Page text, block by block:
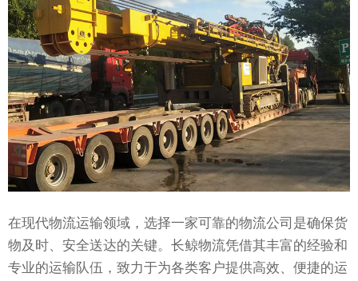
在现代物流运输领域，选择一家可靠的物流公司是确保货
物及时、安全送达的关键。长鲸物流凭借其丰富的经验和
专业的运输队伍，致力于为各类客户提供高效、便捷的运